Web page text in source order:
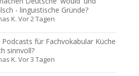
- linguistische Gründe?
K. Vor 2 Tagen
für Fachvokabular Küche
sinnvoll?
K. Vor 3 Tagen